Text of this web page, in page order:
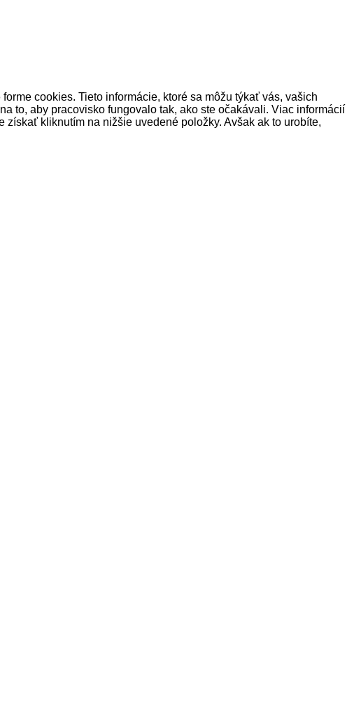
cookies. Tieto informácie, ktoré sa môžu týkať vás, vašich
to, aby pracovisko fungovalo tak, ako ste očakávali. Viac informácií
kliknutím na nižšie uvedené položky. Avšak ak to urobíte,